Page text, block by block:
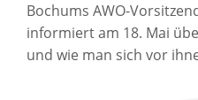
Bochums AWO-
informiert am 18. Mai
und wie man sich vor